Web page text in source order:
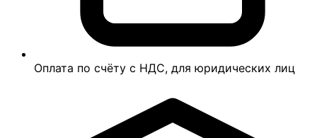
Оплата по счёту с НДС, для юридических лиц